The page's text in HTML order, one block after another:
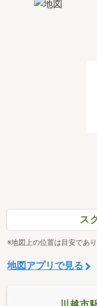
ス
※地図上の位置は目安であ
地図アプリで見る